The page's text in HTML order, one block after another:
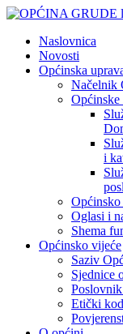
Naslovnica
Novosti
Općinska
Načelnik
Općinske
i
Oglasi i
Shema
Općinsko vijeće
Saziv
Sjednice
Etički